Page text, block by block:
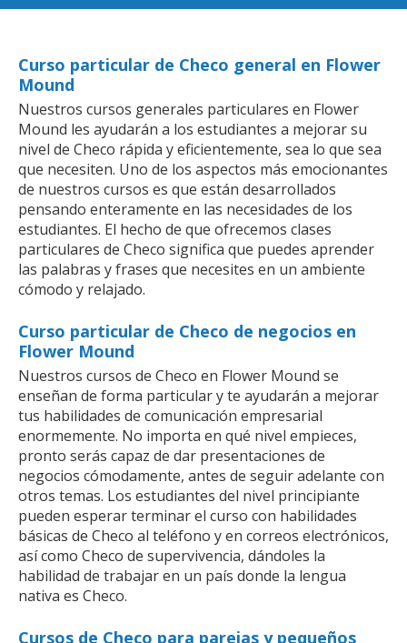
Curso particular de Checo general en Flower
Mound
Nuestros cursos generales particulares en Flower
Mound les ayudarán a los estudiantes a mejorar su
nivel de Checo rápida y eficientemente, sea lo que sea
que necesiten. Uno de los aspectos más emocionantes
de nuestros cursos es que están desarrollados
pensando enteramente en las necesidades de los
estudiantes. El hecho de que ofrecemos clases
particulares de Checo significa que puedes aprender
las palabras y frases que necesites en un ambiente
cómodo y relajado.
Curso particular de Checo de negocios en
Flower Mound
Nuestros cursos de Checo en Flower Mound se
enseñan de forma particular y te ayudarán a mejorar
tus habilidades de comunicación empresarial
enormemente. No importa en qué nivel empieces,
pronto serás capaz de dar presentaciones de
negocios cómodamente, antes de seguir adelante con
otros temas. Los estudiantes del nivel principiante
pueden esperar terminar el curso con habilidades
básicas de Checo al teléfono y en correos electrónicos,
así como Checo de supervivencia, dándoles la
habilidad de trabajar en un país donde la lengua
nativa es Checo.
Cursos de Checo para parejas y pequeños